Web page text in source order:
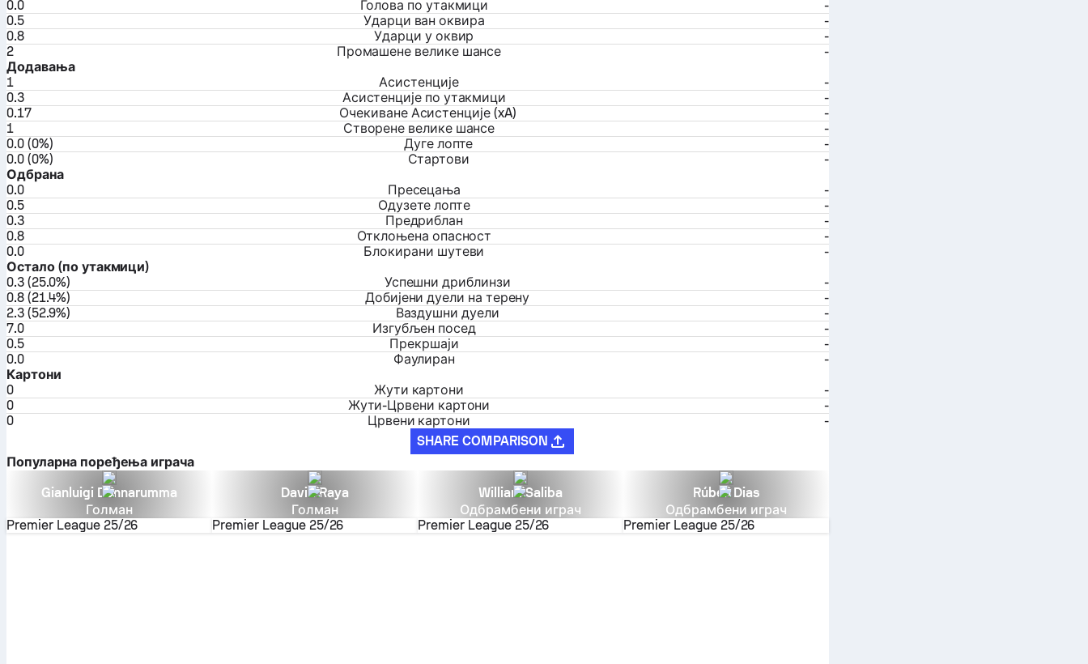
0.0
Голова по утакмици
-
0.5
Ударци ван оквира
-
0.8
Ударци у оквир
-
2
Промашене велике шансе
-
Додавања
1
Асистенције
-
0.3
Асистенције по утакмици
-
0.17
Очекиване Асистенције (xA)
-
1
Створене велике шансе
-
0.0 (0%)
Дуге лопте
-
0.0 (0%)
Стартови
-
Одбрана
0.0
Пресецања
-
0.5
Одузете лопте
-
0.3
Предриблан
-
0.8
Отклоњена опасност
-
0.0
Блокирани шутеви
-
Остало (по утакмици)
0.3 (25.0%)
Успешни дриблинзи
-
0.8 (21.4%)
Добијени дуели на терену
-
2.3 (52.9%)
Ваздушни дуели
-
7.0
Изгубљен посед
-
0.5
Прекршаји
-
0.0
Фаулиран
-
Картони
0
Жути картони
-
0
Жути-Црвени картони
-
0
Црвени картони
-
SHARE COMPARISON
Популарна поређења играча
Gianluigi Donnarumma
Голман
Premier League 25/26
David Raya
Голман
Premier League 25/26
William Saliba
Одбрамбени играч
Premier League 25/26
Rúben Dias
Одбрамбени играч
Premier League 25/26